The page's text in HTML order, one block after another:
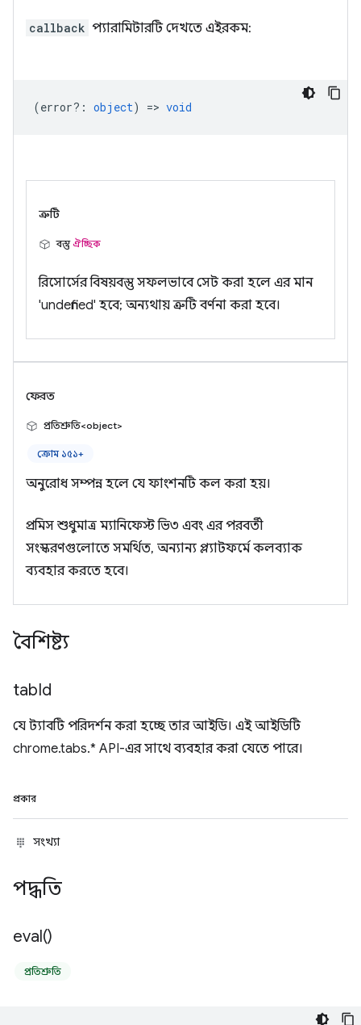
callback প্যারামিটারটি দেখতে এইরকম:
(error? : object) => void
ত্রুটি
বস্তুঐচ্ছিক
রিসোর্সের বিষয়বস্তু সফলভাবে সেট করা হলে এর মান
'undefined' হবে; অন্যথায় ত্রুটি বর্ণনা করা হবে।
ফেরত
প্রতিশ্রুতি<object>
ক্রোম ১৫১+
অনুরোধ সম্পন্ন হলে যে ফাংশনটি কল করা হয়।
প্রমিস শুধুমাত্র ম্যানিফেস্ট ভি৩ এবং এর পরবর্তী
সংস্করণগুলোতে সমর্থিত, অন্যান্য প্ল্যাটফর্মে কলব্যাক
ব্যবহার করতে হবে।
বৈশিষ্ট্য
tabId
যে ট্যাবটি পরিদর্শন করা হচ্ছে তার আইডি। এই আইডিটি
chrome.tabs.* API-এর সাথে ব্যবহার করা যেতে পারে।
প্রকার
সংখ্যা
পদ্ধতি
eval()
প্রতিশ্রুতি